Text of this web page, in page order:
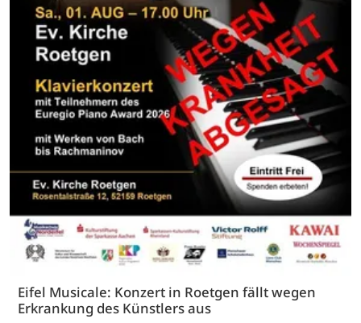
Eifel Musicale: Konzert in Roetgen fällt wegen
Erkrankung des Künstlers aus